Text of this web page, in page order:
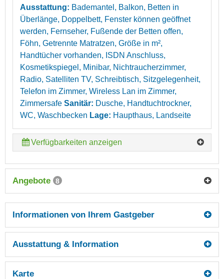
Ausstattung: Bademantel, Balkon, Betten in
Überlänge, Doppelbett, Fenster können geöffnet
werden, Fernseher, Fußende der Betten offen,
Föhn, Getrennte Matratzen, Größe in m²,
Handtücher vorhanden, ISDN Anschluss,
Kosmetikspiegel, Minibar, Nichtraucherzimmer,
Radio, Satelliten TV, Schreibtisch, Sitzgelegenheit,
Telefon im Zimmer, Wireless Lan im Zimmer,
Zimmersafe Sanitär: Dusche, Handtuchtrockner,
WC, Waschbecken Lage: Haupthaus, Landseite
Verfügbarkeiten anzeigen
Angebote 8
Informationen von Ihrem Gastgeber
Ausstattung & Information
Karte